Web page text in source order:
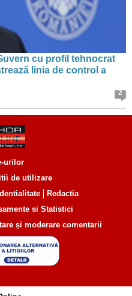
cu profil tehnocrat
linia de control a
2
urilor
de utilizare
Redactia
și moderare comentarii